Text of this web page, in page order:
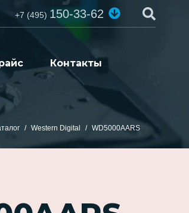
Контакты
+7 (495)150-33-62
Western Digital WD5000AARS